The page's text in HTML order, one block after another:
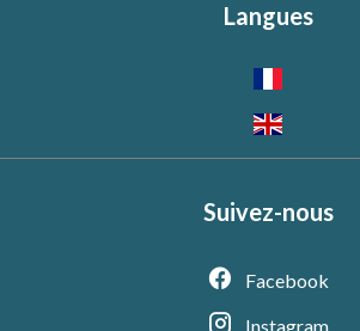
Langues
Suivez-nous
Facebook
Instagram